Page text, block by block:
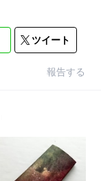
ツイート
報告する